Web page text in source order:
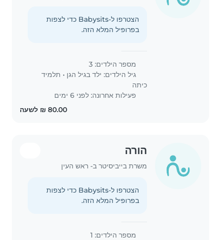
הצטרפו ל-Babysits כדי לצפות
בפרופיל המלא הזה.
מספר הילדים: 3
גיל הילדים: ילד בגיל הגן • תלמיד
כיתה
פעילות אחרונה: לפני 6 ימים
הורה
משרת בייביסיטר ב- ראש העין
הצטרפו ל-Babysits כדי לצפות
בפרופיל המלא הזה.
מספר הילדים: 1